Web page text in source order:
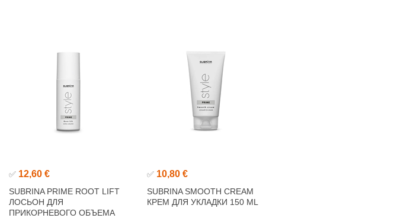
✅ 12,60 €
SUBRINA PRIME ROOT LIFT
ЛОСЬОН ДЛЯ
ПРИКОРНЕВОГО ОБЪЕМА
✅ 10,80 €
SUBRINA SMOOTH CREAM
КРЕМ ДЛЯ УКЛАДКИ 150 ML